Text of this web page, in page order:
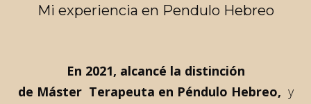
Mi experiencia en Pendulo Hebreo
En 2021, alcancé la distinción
de Máster Terapeuta en Péndulo Hebreo, y